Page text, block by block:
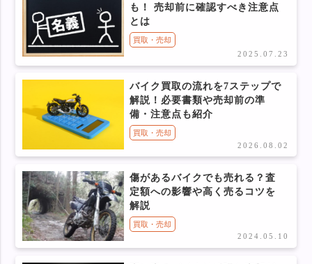
も！ 売却前に確認すべき注意点
とは
買取・売却
2025.07.23
バイク買取の流れを7ステップで
解説！必要書類や売却前の準
備・注意点も紹介
買取・売却
2026.08.02
傷があるバイクでも売れる？査
定額への影響や高く売るコツを
解説
買取・売却
2024.05.10